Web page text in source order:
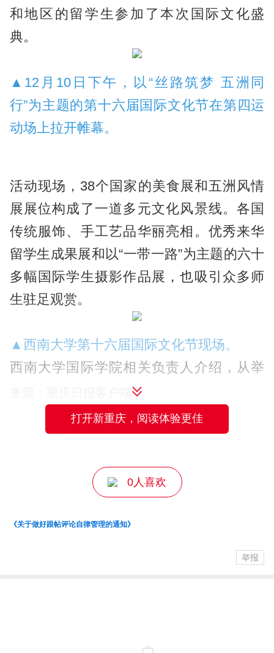
和地区的留学生参加了本次国际文化盛
典。
▲12月10日下午，以“丝路筑梦 五洲同
行”为主题的第十六届国际文化节在第四运
动场上拉开帷幕。
活动现场，38个国家的美食展和五洲风情
展展位构成了一道多元文化风景线。各国
传统服饰、手工艺品华丽亮相。优秀来华
留学生成果展和以“一带一路”为主题的六十
多幅国际学生摄影作品展，也吸引众多师
生驻足观赏。
▲西南大学第十六届国际文化节现场。
西南大学国际学院相关负责人介绍，从举
办首届国际文化节开始至今，十六届文化
节的舞台上先后展示过120个国家及地区的
文化。本届文化节开幕式是参演者最多的
据悉，本届文化艺术节将持续至12月22
日。期间，文化节相关子活动如京剧书法
编辑：解小溪打开新重庆，阅读体验更佳
0人喜欢
《关于做好跟帖评论自律管理的通知》
举报